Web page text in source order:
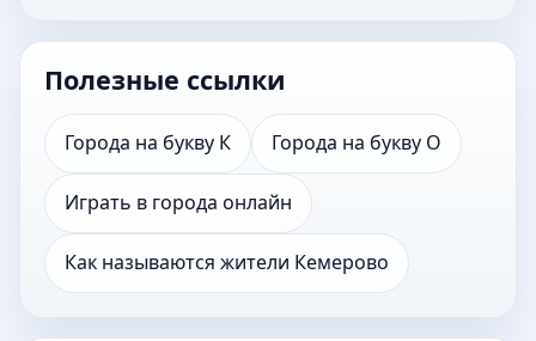
Полезные ссылки
Города на букву К Города на букву О
Играть в города онлайн
Как называются жители Кемерово